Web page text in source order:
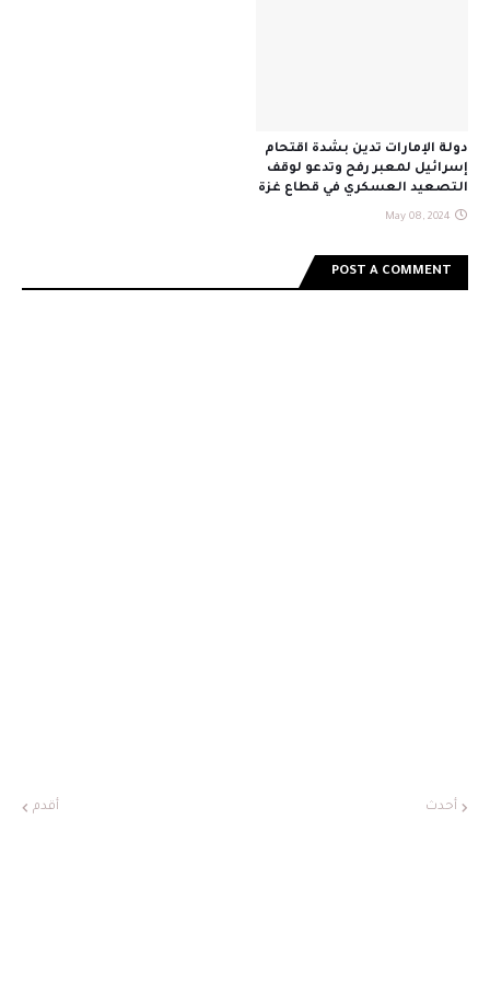
دولة الإمارات تدين بشدة اقتحام
إسرائيل لمعبر رفح وتدعو لوقف
التصعيد العسكري في قطاع غزة
May 08, 2024
POST A COMMENT
أحدث أقدم